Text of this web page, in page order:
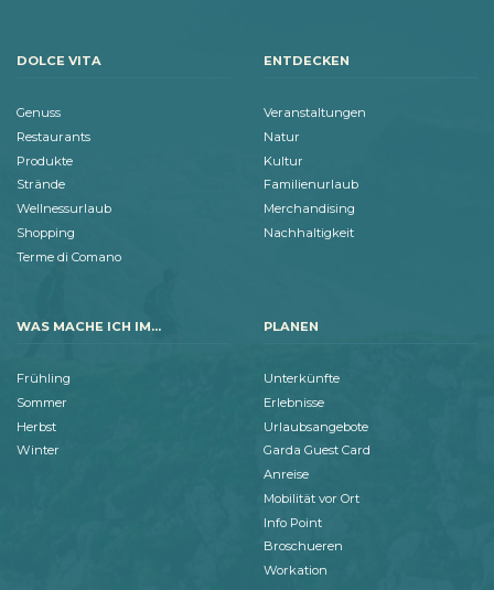
DOLCE VITA
Genuss
Restaurants
Produkte
Strände
Wellnessurlaub
Shopping
Terme di Comano
ENTDECKEN
Veranstaltungen
Natur
Kultur
Familienurlaub
Merchandising
Nachhaltigkeit
WAS MACHE ICH IM...
Frühling
Sommer
Herbst
Winter
PLANEN
Unterkünfte
Erlebnisse
Urlaubsangebote
Garda Guest Card
Anreise
Mobilität vor Ort
Info Point
Broschueren
Workation